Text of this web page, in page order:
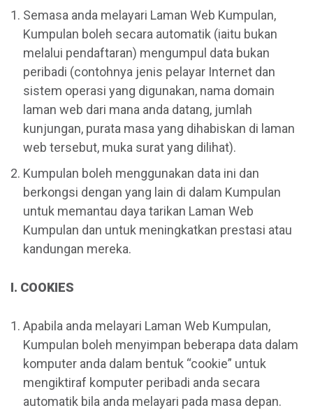
Semasa anda melayari Laman Web Kumpulan,
Kumpulan boleh secara automatik (iaitu bukan
melalui pendaftaran) mengumpul data bukan
peribadi (contohnya jenis pelayar Internet dan
sistem operasi yang digunakan, nama domain
laman web dari mana anda datang, jumlah
kunjungan, purata masa yang dihabiskan di laman
web tersebut, muka surat yang dilihat).
Kumpulan boleh menggunakan data ini dan
berkongsi dengan yang lain di dalam Kumpulan
untuk memantau daya tarikan Laman Web
Kumpulan dan untuk meningkatkan prestasi atau
kandungan mereka.
I. COOKIES
Apabila anda melayari Laman Web Kumpulan,
Kumpulan boleh menyimpan beberapa data dalam
komputer anda dalam bentuk “cookie” untuk
mengiktiraf komputer peribadi anda secara
automatik bila anda melayari pada masa depan.